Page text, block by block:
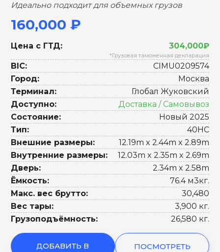
Идеально подходит для объемных грузов
160,000 ₽
Цена с ГТД: 304,000₽
*Грузовая таможенная декларация
BIC:
CIMU0209574
Город:
Москва
Терминал:
Глобал Жуковский
Доступно:
Доставка / Самовывоз
Состояние:
Новый 2025
Тип:
40HC
Внешние размеры:
12.19m x 2.44m x 2.89m
Внутренние размеры:
12.03m x 2.35m x 2.69m
Дверь:
2.34m x 2.58m
Ёмкость:
76.4 м3кг.
Макс. вес брутто:
30,480
Вес тары:
3,900 кг.
Грузоподъёмность:
26,580 кг.
ДОБАВИТЬ В ПОСМОТРЕТЬ